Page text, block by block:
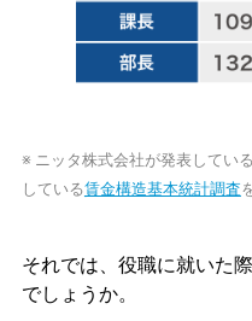
※ ニッタ株式会社が発表している
している賃金構造基本統計調査
それでは、役職に就いた
でしょうか。